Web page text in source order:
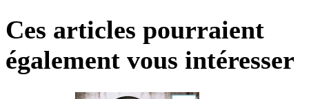
Ces articles pourraient
également vous intéresser